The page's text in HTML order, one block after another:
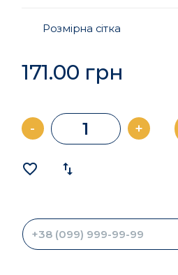
Розмірна сітка
171.00 грн
- +
favorite_border import_export